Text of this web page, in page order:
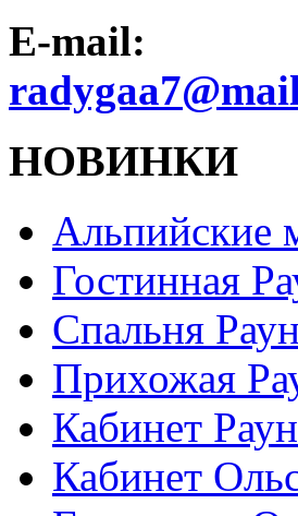
E-mail:
НОВИНКИ
Альпийские
Гостинная
Спальня
Прихожая
Кабинет
Кабинет